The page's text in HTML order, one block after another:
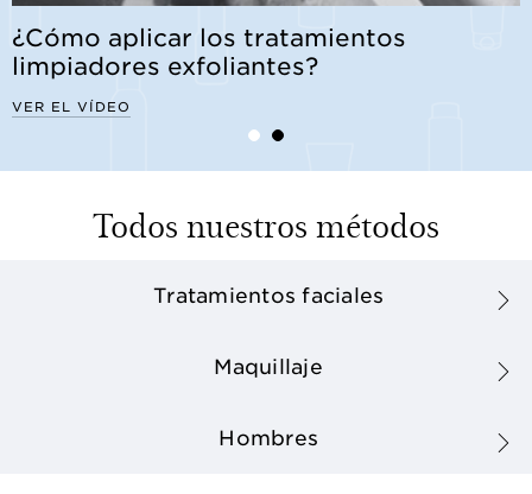
¿Cómo aplicar los tratamientos
limpiadores exfoliantes?
VER EL VÍDEO
Todos nuestros métodos
Tratamientos faciales
Maquillaje
Hombres